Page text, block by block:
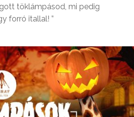
töklámpásod, mi pedig
forró itallal! ”